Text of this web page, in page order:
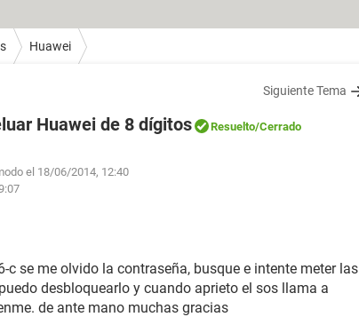
Huawei
Siguiente Tema
Huawei de 8 dígitos Resuelto/Cerrado
el 18/06/2014, 12:40
c se me olvido la contraseña, busque e intente meter las
desbloquearlo y cuando aprieto el sos llama a
de ante mano muchas gracias